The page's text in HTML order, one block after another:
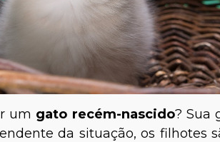
um gato recém-nascido? Sua
da situação, os filhotes